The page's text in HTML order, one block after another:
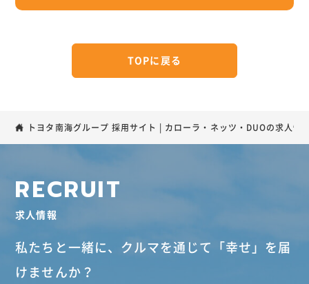
TOPに戻る
トヨタ南海グループ 採用サイト | カローラ・ネッツ・DUOの求人情
RECRUIT
求人情報
私たちと一緒に、 クルマを通じて「幸せ」を届
けませんか？